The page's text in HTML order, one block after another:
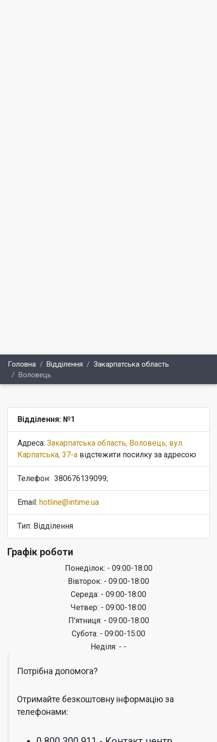
Головна Відділення
Закарпатська область
Воловець
Відділення: №1
Адреса: Закарпатська область, Воловець, вул.
Карпатська, 37-а відстежити посилку за адресою
Телефон: 380676139099;
Email: hotline@intime.ua
Тип: Відділення
Графік роботи
Понеділок: - 09:00-18:00
Вівторок: - 09:00-18:00
Середа: - 09:00-18:00
Четвер: - 09:00-18:00
П'ятниця: - 09:00-18:00
Субота: - 09:00-15:00
Неділя: - -
Потрібна допомога?
Отримайте безкоштовну інформацію за
телефонами: